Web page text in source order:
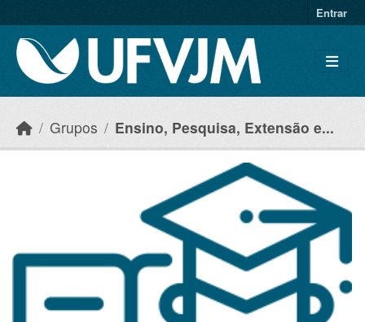
Entrar
Grupos Ensino, Pesquisa, Extensão e...